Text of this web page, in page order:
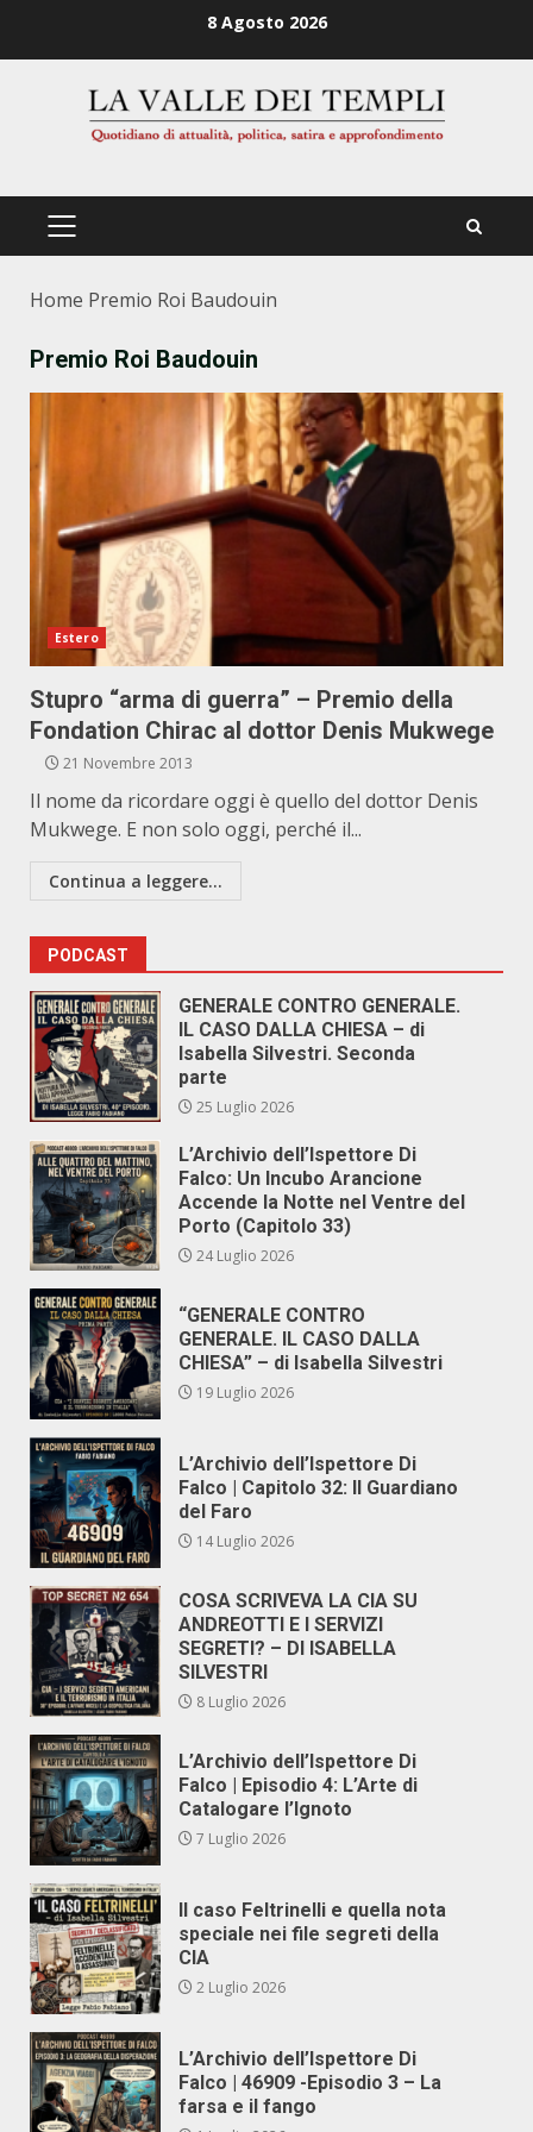
8 Agosto 2026
PRIMÄRES
Home Premio Roi Baudouin
Premio Roi Baudouin
Estero
Stupro “arma di guerra” – Premio della
Fondation Chirac al dottor Denis Mukwege
21 Novembre 2013
Il nome da ricordare oggi è quello del dottor Denis
Mukwege. E non solo oggi, perché il...
Continua a leggere...
PODCAST
GENERALE CONTRO GENERALE.
IL CASO DALLA CHIESA – di
Isabella Silvestri. Seconda
parte
25 Luglio 2026
L’Archivio dell’Ispettore Di
Falco: Un Incubo Arancione
Accende la Notte nel Ventre del
Porto (Capitolo 33)
24 Luglio 2026
“GENERALE CONTRO
GENERALE. IL CASO DALLA
CHIESA” – di Isabella Silvestri
19 Luglio 2026
L’Archivio dell’Ispettore Di
Falco | Capitolo 32: Il Guardiano
del Faro
14 Luglio 2026
COSA SCRIVEVA LA CIA SU
ANDREOTTI E I SERVIZI
SEGRETI? – DI ISABELLA
SILVESTRI
8 Luglio 2026
L’Archivio dell’Ispettore Di
Falco | Episodio 4: L’Arte di
Catalogare l’Ignoto
7 Luglio 2026
Il caso Feltrinelli e quella nota
speciale nei file segreti della
CIA
2 Luglio 2026
L’Archivio dell’Ispettore Di
Falco | 46909 -Episodio 3 – La
farsa e il fango